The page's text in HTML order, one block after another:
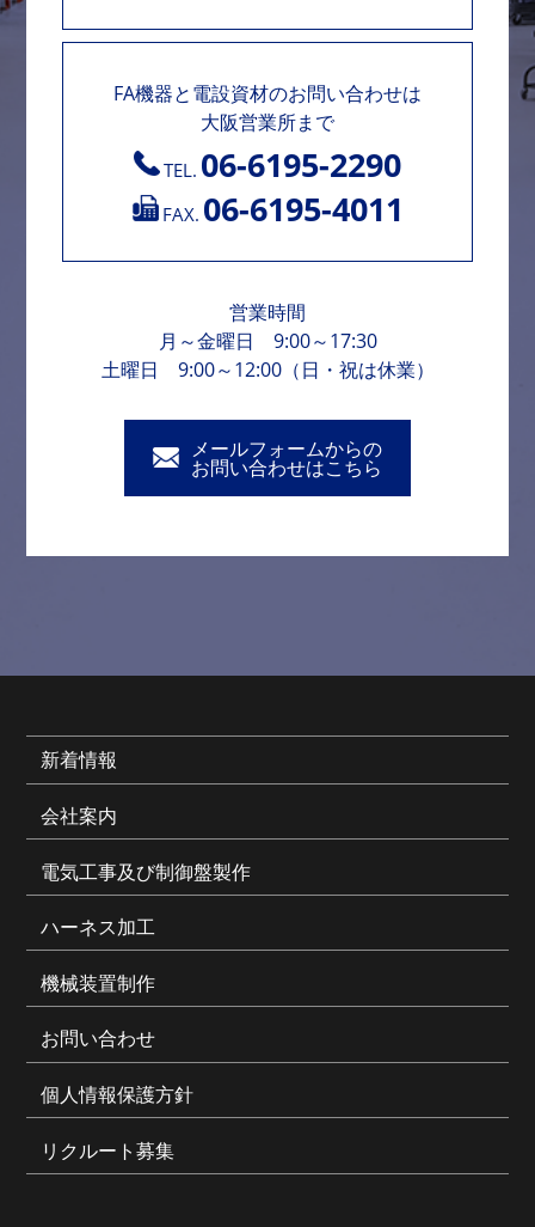
FA機器と電設資材のお問い合わせは
大阪営業所まで
TEL. 06-6195-2290
FAX. 06-6195-4011
営業時間
月～金曜日 9:00～17:30
土曜日 9:00～12:00（日・祝は休業）
メールフォームからの
お問い合わせはこちら
新着情報
会社案内
電気工事及び制御盤製作
ハーネス加工
機械装置制作
お問い合わせ
個人情報保護方針
リクルート募集